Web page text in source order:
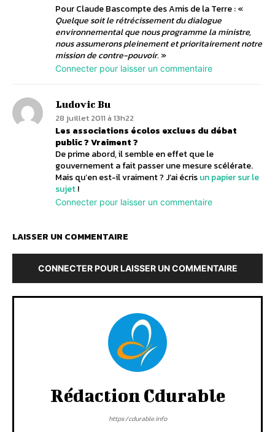
Pour Claude Bascompte des Amis de la Terre : «
Quelque soit le rétrécissement du dialogue
environnemental que nous programme la ministre,
nous assumerons pleinement et prioritairement notre
mission de contre-pouvoir. »
Connecter pour laisser un commentaire
Ludovic Bu
28 juillet 2011 à 13h22
Les associations écolos exclues du débat
public ? Vraiment ?
De prime abord, il semble en effet que le
gouvernement a fait passer une mesure scélérate.
Mais qu’en est-il vraiment ? J’ai écrisun papier sur le
sujet!
Connecter pour laisser un commentaire
LAISSER UN COMMENTAIRE
CONNECTER POUR LAISSER UN COMMENTAIRE
Rédaction Cdurable
https:/cdurable.info